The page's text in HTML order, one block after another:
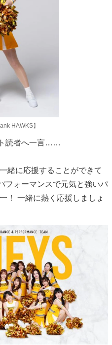
HAWKS】
読者へ一言……
緒に応援することができて
フォーマンスで元気と強いパ
！ 一緒に熱く応援しましょ